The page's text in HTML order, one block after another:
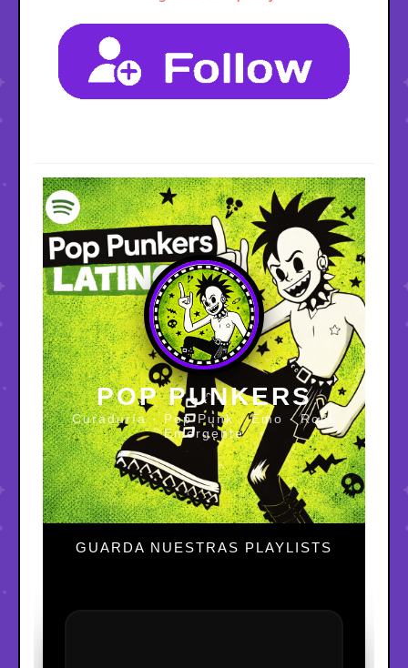
POP PUNKERS
Curaduría · Pop Punk · Emo · Rock
Emergente
GUARDA NUESTRAS PLAYLISTS